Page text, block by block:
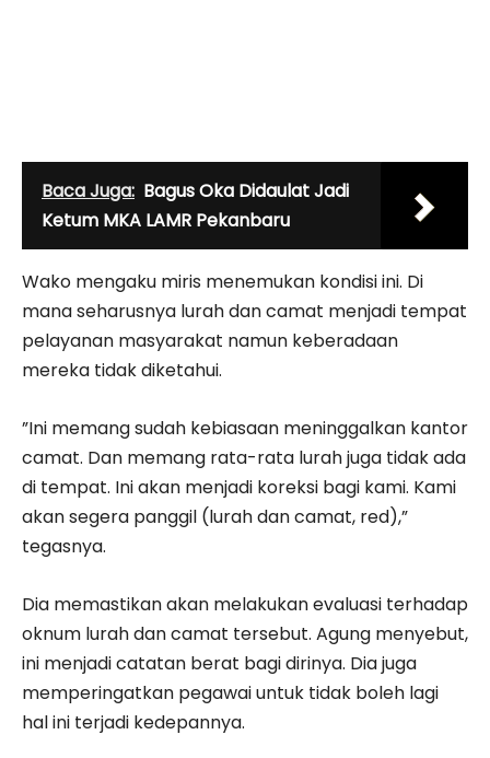
Baca Juga: Bagus Oka Didaulat Jadi
Ketum MKA LAMR Pekanbaru
Wako mengaku miris menemukan kondisi ini. Di
mana seharusnya lurah dan camat menjadi tempat
pelayanan masyarakat namun keberadaan
mereka tidak diketahui.
”Ini memang sudah kebiasaan meninggalkan kantor
camat. Dan memang rata-rata lurah juga tidak ada
di tempat. Ini akan menjadi koreksi bagi kami. Kami
akan segera panggil (lurah dan camat, red),”
tegasnya.
Dia memastikan akan melakukan evaluasi terhadap
oknum lurah dan camat tersebut. Agung menyebut,
ini menjadi catatan berat bagi dirinya. Dia juga
memperingatkan pegawai untuk tidak boleh lagi
hal ini terjadi kedepannya.